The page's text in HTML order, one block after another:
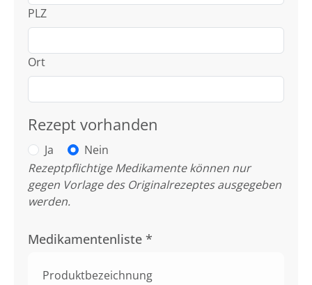
PLZ
Ort
Rezept vorhanden
Ja
Nein
Rezeptpflichtige Medikamente können nur
gegen Vorlage des Originalrezeptes ausgegeben
werden.
Medikamentenliste *
Produktbezeichnung